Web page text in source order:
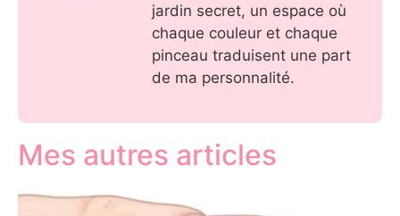
jardin secret, un espace où
chaque couleur et chaque
pinceau traduisent une part
de ma personnalité.
Mes autres articles